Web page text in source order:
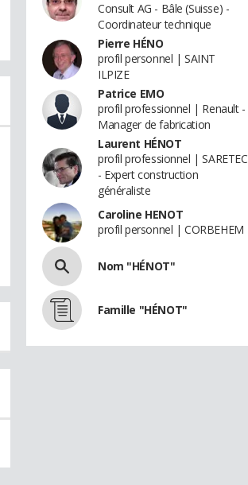
Consult AG - Bâle (Suisse) -
Coordinateur technique
Pierre HÉNO
profil personnel | SAINT
ILPIZE
Patrice EMO
profil professionnel | Renault -
Manager de fabrication
Laurent HÉNOT
profil professionnel | SARETEC
- Expert construction
généraliste
Caroline HENOT
profil personnel | CORBEHEM
Nom "HÉNOT"
Famille "HÉNOT"